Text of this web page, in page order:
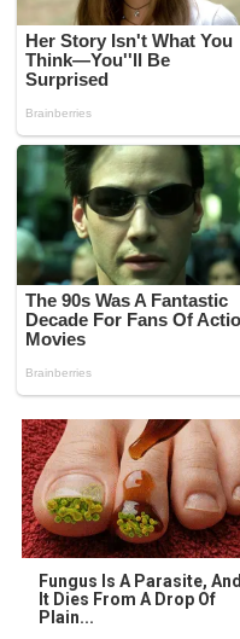
Fungus Is A Parasite, And
It Dies From A Drop Of
Plain...